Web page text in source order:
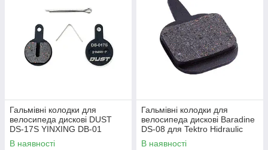
Гальмівні колодки для
велосипеда дискові DUST
DS-17S YINXING DB-01
напівметал
В наявності
Гальмівні колодки для
велосипеда дискові Baradine
DS-08 для Tektro Hidraulic
В наявності